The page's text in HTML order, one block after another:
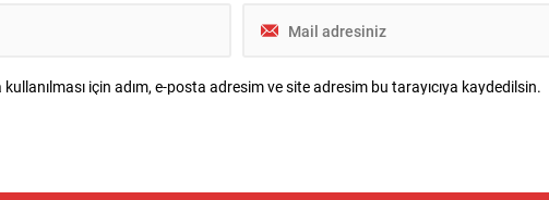
için adım, e-posta adresim ve site adresim bu tarayıcıya kaydedilsin.